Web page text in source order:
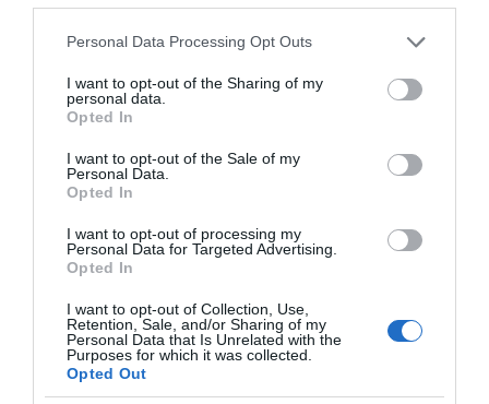
Please note that this website/app uses one or more Google
not limited to your visit or usage behaviour. You may click to
grant or deny consent to Google and its third-party tags to
use your data for below specified purposes in below Google
consent section.
Personal Data Processing Opt Outs
I want to opt-out of the Sharing of my
personal data.
Opted In
I want to opt-out of the Sale of my
Personal Data.
Opted In
I want to opt-out of processing my
Personal Data for Targeted Advertising.
Opted In
I want to opt-out of Collection, Use,
Retention, Sale, and/or Sharing of my
Personal Data that Is Unrelated with the
Purposes for which it was collected.
Opted Out
Οι «Τυπολογίες» περνούν στην εικόνα, έχοντας
ως πρώτο καλεσμένο στο νέο vidcast τον Παύλο
Μαρινάκη
«Τυπολογίες» στο
χαρτιά του – Vidcast